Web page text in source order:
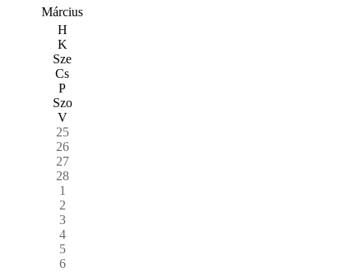
Március
H
K
Sze
Cs
P
Szo
V
25
26
27
28
1
2
3
4
5
6